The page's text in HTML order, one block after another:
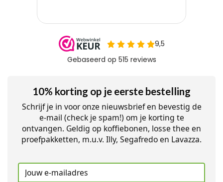
10% korting op je eerste bestelling
Schrijf je in voor onze nieuwsbrief en bevestig de
e-mail (check je spam!) om je korting te
ontvangen. Geldig op koffiebonen, losse thee en
proefpakketten, m.u.v. Illy, Segafredo en Lavazza.